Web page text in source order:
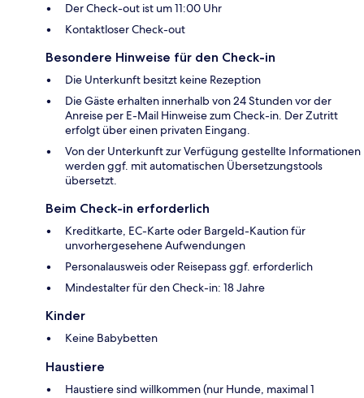
Der Check-out ist um 11:00 Uhr
Kontaktloser Check-out
Besondere Hinweise für den Check-in
Die Unterkunft besitzt keine Rezeption
Die Gäste erhalten innerhalb von 24 Stunden vor der
Anreise per E-Mail Hinweise zum Check-in. Der Zutritt
erfolgt über einen privaten Eingang.
Von der Unterkunft zur Verfügung gestellte Informationen
werden ggf. mit automatischen Übersetzungstools
übersetzt.
Beim Check-in erforderlich
Kreditkarte, EC-Karte oder Bargeld-Kaution für
unvorhergesehene Aufwendungen
Personalausweis oder Reisepass ggf. erforderlich
Mindestalter für den Check-in: 18 Jahre
Kinder
Keine Babybetten
Haustiere
Haustiere sind willkommen (nur Hunde, maximal 1